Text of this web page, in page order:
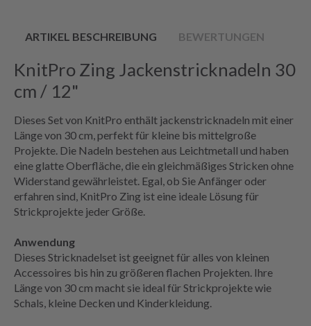
ARTIKEL BESCHREIBUNG BEWERTUNGEN
KnitPro Zing Jackenstricknadeln 30
cm / 12"
Dieses Set von KnitPro enthält jackenstricknadeln mit einer
Länge von 30 cm, perfekt für kleine bis mittelgroße
Projekte. Die Nadeln bestehen aus Leichtmetall und haben
eine glatte Oberfläche, die ein gleichmäßiges Stricken ohne
Widerstand gewährleistet. Egal, ob Sie Anfänger oder
erfahren sind, KnitPro Zing ist eine ideale Lösung für
Strickprojekte jeder Größe.
Anwendung
Dieses Stricknadelset ist geeignet für alles von kleinen
Accessoires bis hin zu größeren flachen Projekten. Ihre
Länge von 30 cm macht sie ideal für Strickprojekte wie
Schals, kleine Decken und Kinderkleidung.